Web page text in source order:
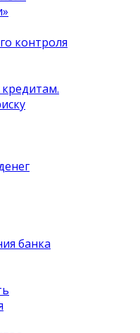
контроля
банка